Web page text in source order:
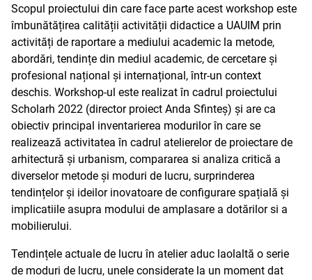
Scopul proiectului din care face parte acest workshop este
îmbunătățirea calității activității didactice a UAUIM prin
activități de raportare a mediului academic la metode,
abordări, tendințe din mediul academic, de cercetare și
profesional național și internațional, într-un context
deschis. Workshop-ul este realizat în cadrul proiectului
Scholarh 2022 (director proiect Anda Sfinteș) și are ca
obiectiv principal inventarierea modurilor în care se
realizează activitatea în cadrul atelierelor de proiectare de
arhitectură și urbanism, compararea si analiza critică a
diverselor metode și moduri de lucru, surprinderea
tendințelor și ideilor inovatoare de configurare spațială și
implicatiile asupra modului de amplasare a dotărilor si a
mobilierului.
Tendințele actuale de lucru în atelier aduc laolaltă o serie
de moduri de lucru, unele considerate la un moment dat